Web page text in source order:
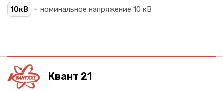
10кВ - номинальное напряжение 10 кВ
Квант 21